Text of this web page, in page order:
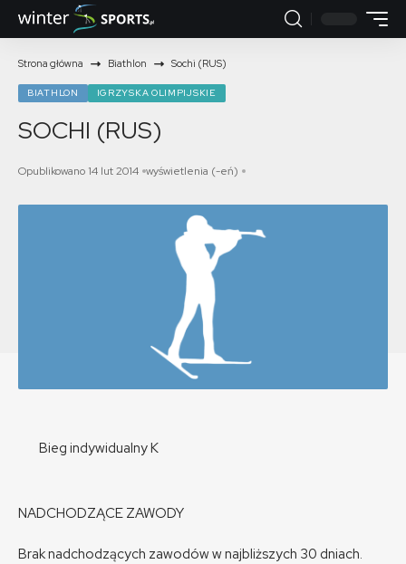
Strona główna Biathlon Sochi (RUS)
BIATHLON IGRZYSKA OLIMPIJSKIE
SOCHI (RUS)
Opublikowano 14 lut 2014 wyświetlenia (-eń)
Bieg indywidualny K
NADCHODZĄCE ZAWODY
Brak nadchodzących zawodów w najbliższych 30 dniach.